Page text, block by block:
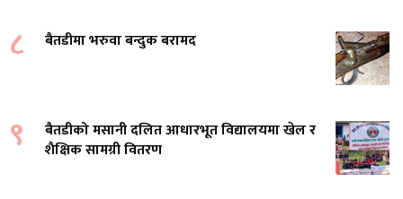
८ बैतडीमा भरुवा बन्दुक बरामद
९
बैतडीको मसानी दलित आधारभूत विद्यालयमा खेल र
शैक्षिक सामग्री वितरण